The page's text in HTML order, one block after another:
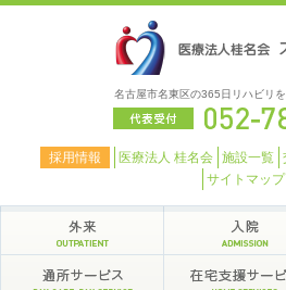
名古屋市名東区の365日リハビリ
採用情報 医療法人 桂名会 施設一覧
サイトマップ